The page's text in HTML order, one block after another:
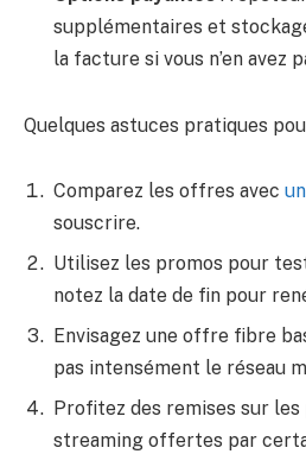
supplémentaires et
la facture si vous n’en avez
Quelques astuces pratiques
Comparez les offres avec
souscrire.
Utilisez les promos pour
notez la date de fin pour
Envisagez une offre fibre
pas intensément le réseau
Profitez des remises sur
streaming offertes par